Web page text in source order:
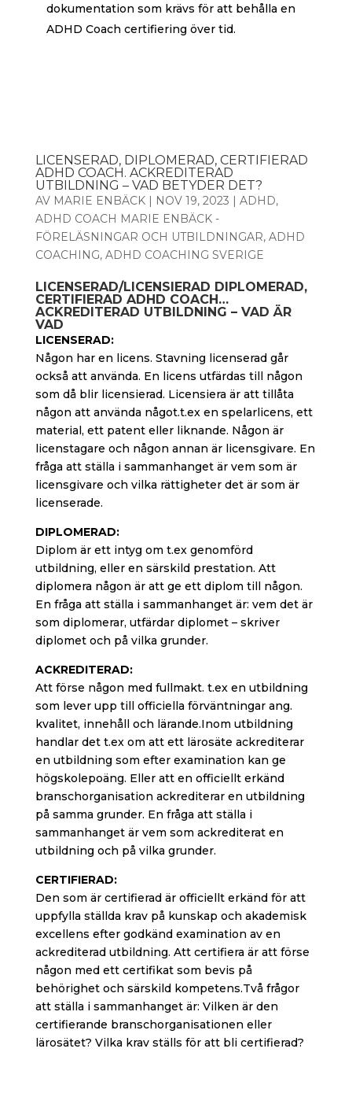
dokumentation som krävs för att behålla en
ADHD Coach certifiering över tid.
LICENSERAD, DIPLOMERAD, CERTIFIERAD
ADHD COACH. ACKREDITERAD
UTBILDNING – VAD BETYDER DET?
AV MARIE ENBÄCK| NOV 19, 2023 | ADHD,
ADHD COACH MARIE ENBÄCK -
FÖRELÄSNINGAR OCH UTBILDNINGAR, ADHD
COACHING, ADHD COACHING SVERIGE
LICENSERAD/LICENSIERAD DIPLOMERAD,
CERTIFIERAD ADHD COACH…
ACKREDITERAD UTBILDNING – VAD ÄR
VAD
LICENSERAD:
Någon har en licens. Stavning licenserad går
också att använda. En licens utfärdas till någon
som då blir licensierad. Licensiera är att tillåta
någon att använda något.t.ex en spelarlicens, ett
material, ett patent eller liknande. Någon är
licenstagare och någon annan är licensgivare. En
fråga att ställa i sammanhanget är vem som är
licensgivare och vilka rättigheter det är som är
licenserade.
DIPLOMERAD:
Diplom är ett intyg om t.ex genomförd
utbildning, eller en särskild prestation. Att
diplomera någon är att ge ett diplom till någon.
En fråga att ställa i sammanhanget är: vem det är
som diplomerar, utfärdar diplomet – skriver
diplomet och på vilka grunder.
ACKREDITERAD:
Att förse någon med fullmakt. t.ex en utbildning
som lever upp till officiella förväntningar ang.
kvalitet, innehåll och lärande.Inom utbildning
handlar det t.ex om att ett lärosäte ackrediterar
en utbildning som efter examination kan ge
högskolepoäng. Eller att en officiellt erkänd
branschorganisation ackrediterar en utbildning
på samma grunder. En fråga att ställa i
sammanhanget är vem som ackrediterat en
utbildning och på vilka grunder.
CERTIFIERAD:
Den som är certifierad är officiellt erkänd för att
uppfylla ställda krav på kunskap och akademisk
excellens efter godkänd examination av en
ackrediterad utbildning. Att certifiera är att förse
någon med ett certifikat som bevis på
behörighet och särskild kompetens.Två frågor
att ställa i sammanhanget är: Vilken är den
certifierande branschorganisationen eller
lärosätet? Vilka krav ställs för att bli certifierad?